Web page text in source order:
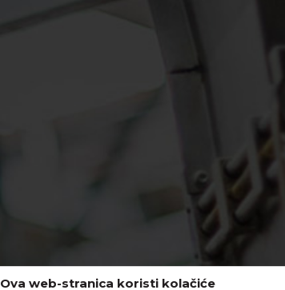
Ova web-stranica koristi kolačiće